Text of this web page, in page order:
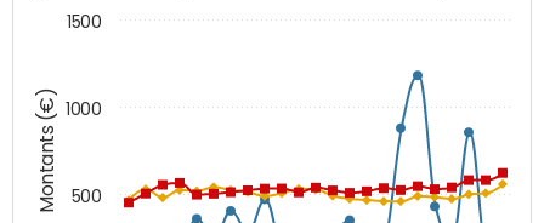
Montants (€) 500
1000
1500